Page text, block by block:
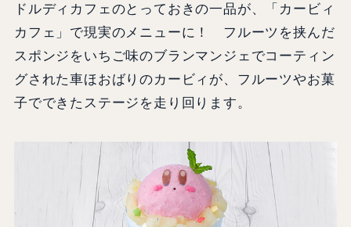
ドルディカフェのとっておきの一品が、「カービィ
カフェ」で現実のメニューに！ フルーツを挟んだ
スポンジをいちご味のブランマンジェでコーティン
グされた車ほおばりのカービィが、フルーツやお菓
子でできたステージを走り回ります。